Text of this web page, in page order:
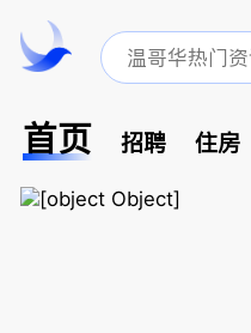
首页 招聘 住房